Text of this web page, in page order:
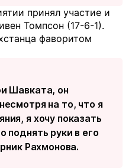
принял участие и
Томпсон (17-6-1).
фаворитом
Шавката, он
на то, что я
я хочу показать
поднять руки в его
Рахмонова.